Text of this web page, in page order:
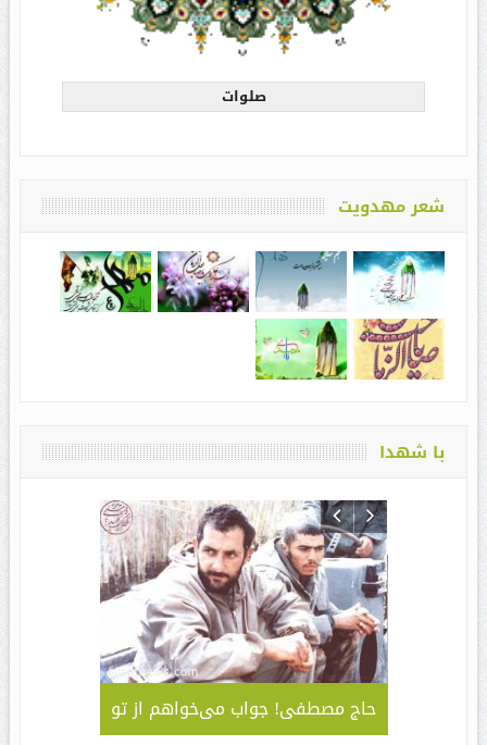
صلوات
شعر مهدویت
با شهدا
جلوه
حاج مصطفی! جواب می‌خواهم از تو
– کاربردی